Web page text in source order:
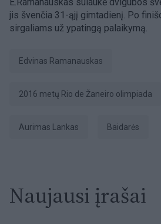
jis švenčia 31-ąjį gimtadienį. Po
sirgaliams už ypatingą palaikymą.
Edvinas Ramanauskas
2016 metų Rio de Žaneiro olimpiada
Aurimas Lankas baidarės
Naujausi įrašai